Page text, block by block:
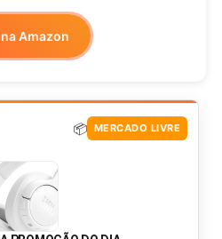
Amazon
📦 MERCADO LIVRE